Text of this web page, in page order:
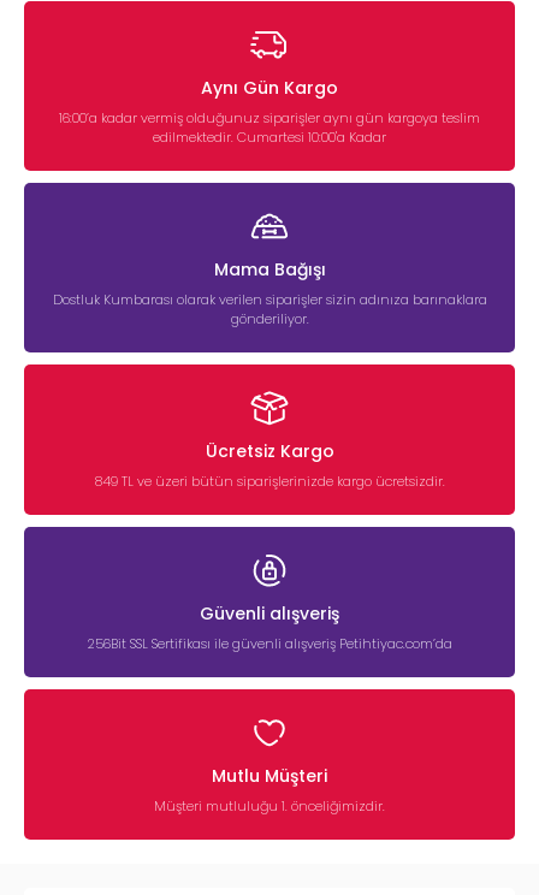
Aynı Gün Kargo
16:00’a kadar vermiş olduğunuz siparişler aynı gün kargoya teslim
edilmektedir. Cumartesi 10:00'a Kadar
Mama Bağışı
Dostluk Kumbarası olarak verilen siparişler sizin adınıza barınaklara
gönderiliyor.
Ücretsiz Kargo
849 TL ve üzeri bütün siparişlerinizde kargo ücretsizdir.
Güvenli alışveriş
256Bit SSL Sertifikası ile güvenli alışveriş Petihtiyac.com’da
Mutlu Müşteri
Müşteri mutluluğu 1. önceliğimizdir.